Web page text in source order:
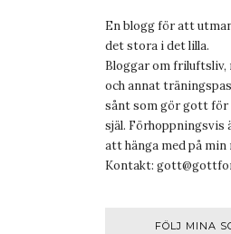
En blogg för att
det stora i det lilla.
Bloggar om friluftsliv,
och annat
sånt som gör gott för
själ. Förhoppningsvis
att hänga med på min
Kontakt:
FÖLJ MINA